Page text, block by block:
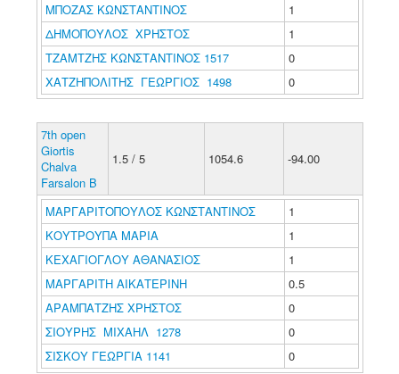
ΜΠΟΖΑΣ ΚΩΝΣΤΑΝΤΙΝΟΣ
1
ΔΗΜΟΠΟΥΛΟΣ ΧΡΗΣΤΟΣ
1
ΤΖΑΜΤΖΗΣ ΚΩΝΣΤΑΝΤΙΝΟΣ 1517
0
ΧΑΤΖΗΠΟΛΙΤΗΣ ΓΕΩΡΓΙΟΣ 1498
0
7th open
Giortis
Chalva
Farsalon B
1.5 / 5 1054.6 -94.00
ΜΑΡΓΑΡΙΤΟΠΟΥΛΟΣ ΚΩΝΣΤΑΝΤΙΝΟΣ
1
ΚΟΥΤΡΟΥΠΑ ΜΑΡΙΑ
1
ΚΕΧΑΓΙΟΓΛΟΥ ΑΘΑΝΑΣΙΟΣ
1
ΜΑΡΓΑΡΙΤΗ ΑΙΚΑΤΕΡΙΝΗ
0.5
ΑΡΑΜΠΑΤΖΗΣ ΧΡΗΣΤΟΣ
0
ΣΙΟΥΡΗΣ ΜΙΧΑΗΛ 1278
0
ΣΙΣΚΟΥ ΓΕΩΡΓΙΑ 1141
0